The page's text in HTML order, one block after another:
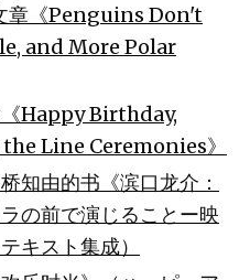
章《Penguins Don't
and More Polar
Happy Birthday,
Line Ceremonies》
知由的书《滨口龙介：
の前で演じることー映
キスト集成）